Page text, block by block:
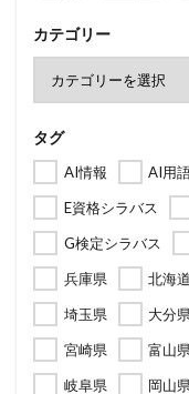
カテゴリー
タグ
AI情報 AI用
E資格シラバス
G検定シラバス
兵庫県
北海道
埼玉県
大分
宮崎県
富山
岐阜県
岡山